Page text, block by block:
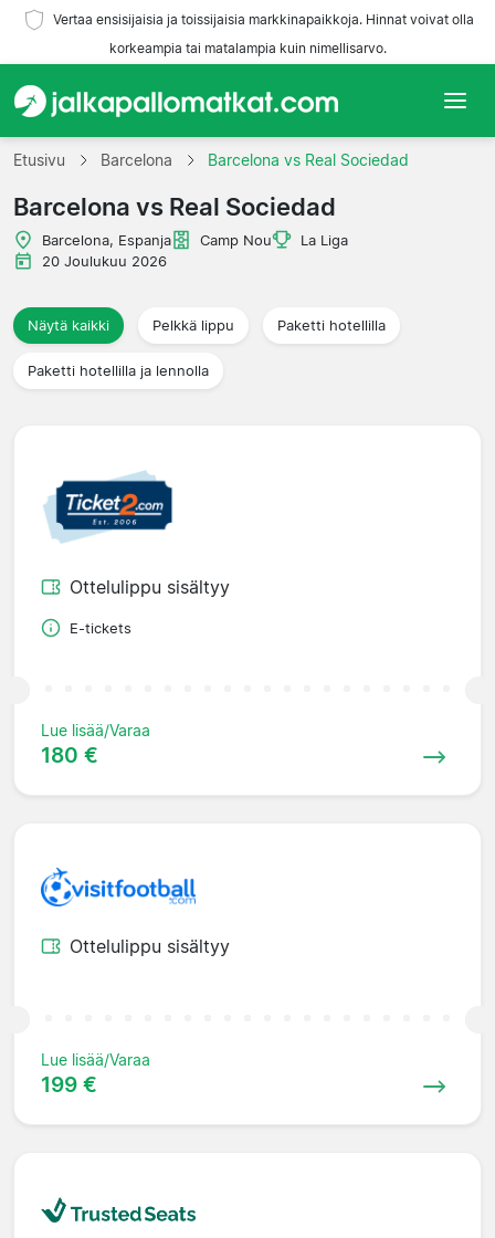
Vertaa ensisijaisia ja toissijaisia markkinapaikkoja. Hinnat voivat olla
korkeampia tai matalampia kuin nimellisarvo.
Etusivu
Joukkueet
Liigat
Matkatoimistoja
Etusivu Barcelona Barcelona vs Real Sociedad
Barcelona vs Real Sociedad
Barcelona, Espanja Camp Nou
La Liga
20 Joulukuu 2026
Näytä kaikki Pelkkä lippu Paketti hotellilla
Paketti hotellilla ja lennolla
Ottelulippu sisältyy
E-tickets
Lue lisää/Varaa
180 €
Ottelulippu sisältyy
Lue lisää/Varaa
199 €